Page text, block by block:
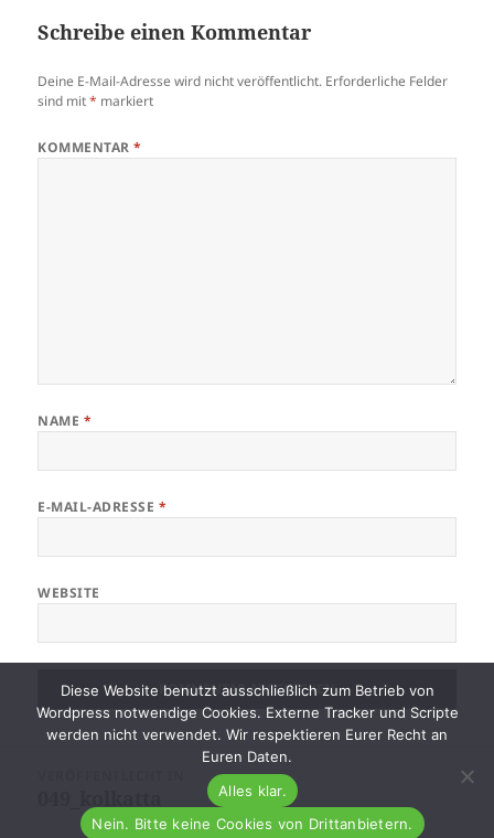
Schreibe einen Kommentar
Deine E-Mail-Adresse wird nicht veröffentlicht. Erforderliche Felder
sind mit* markiert
KOMMENTAR*
NAME *
E-MAIL-ADRESSE *
WEBSITE
Diese Website benutzt ausschließlich zum Betrieb von
Wordpress notwendige Cookies. Externe Tracker und Scripte
werden nicht verwendet. Wir respektieren Eurer Recht an
Euren Daten.
Alles klar.
Nein. Bitte keine Cookies von Drittanbietern.